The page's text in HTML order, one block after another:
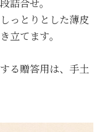
っとりとした薄皮
立てます。
る贈答用は、手土